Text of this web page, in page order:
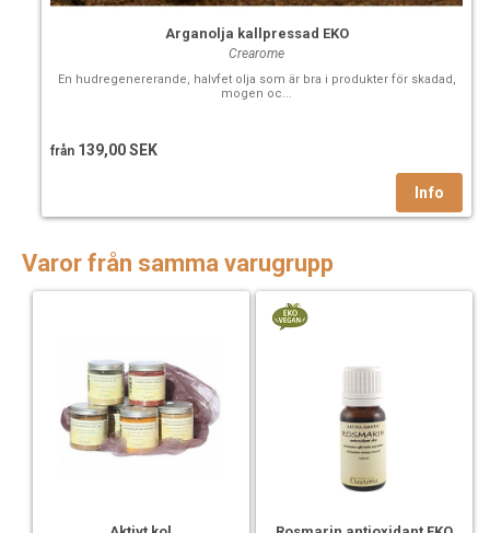
Arganolja kallpressad EKO
Crearome
En hudregenererande, halvfet olja som är bra i produkter för skadad,
mogen oc...
från 139,00 SEK
Varor från samma varugrupp